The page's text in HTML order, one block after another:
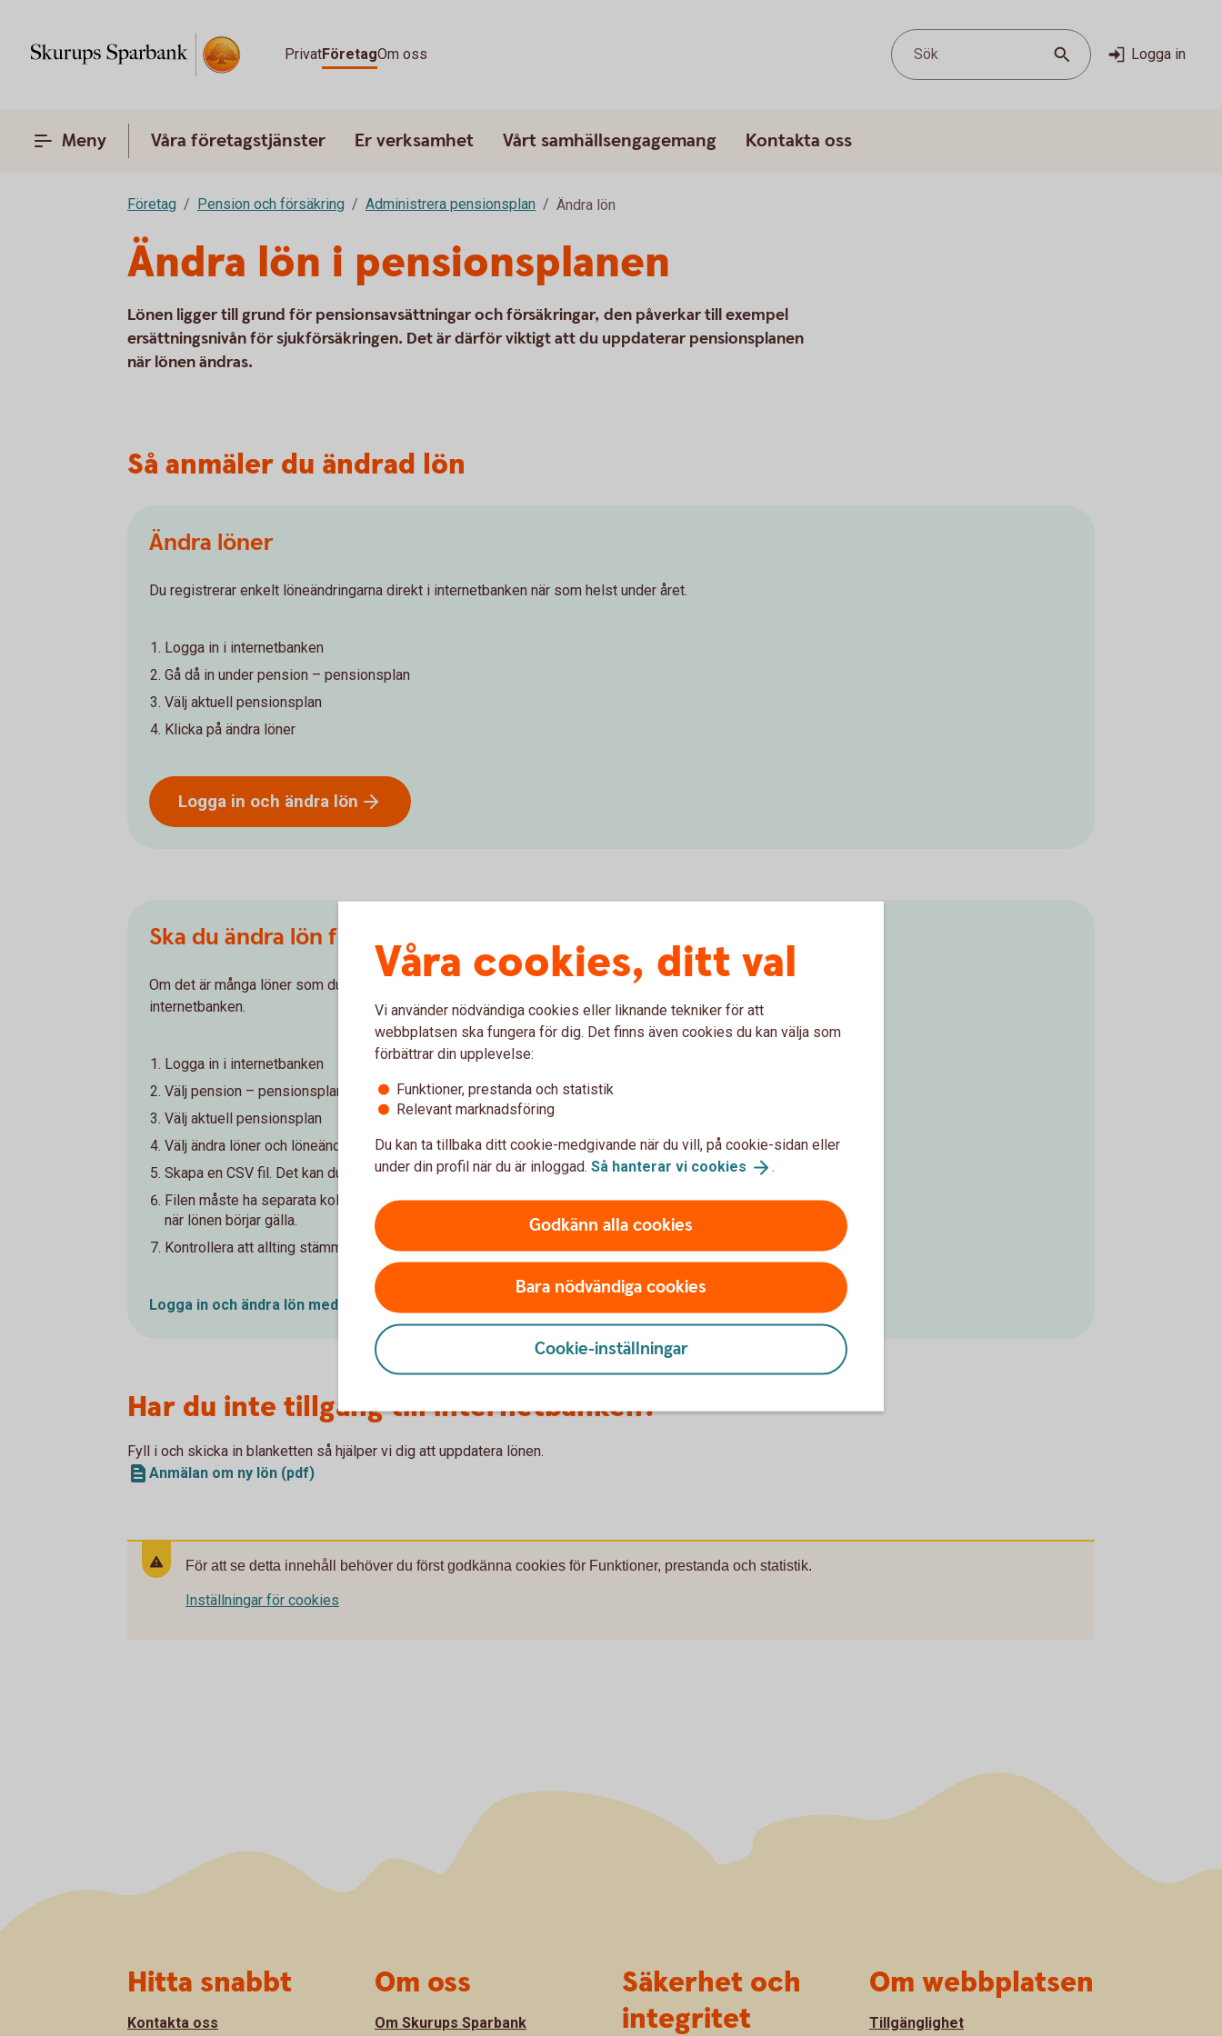
PrivatFöretagOm oss Sök Logga in
Meny Våra företagstjänster Er verksamhet Vårt samhällsengagemang Kontakta oss
Företag Pension och försäkring Administrera pensionsplan Ändra lön
Ändra lön i pensionsplanen
Lönen ligger till grund för pensionsavsättningar och försäkringar, den påverkar till exempel
ersättningsnivån för sjukförsäkringen. Det är därför viktigt att du uppdaterar pensionsplanen
när lönen ändras.
Så anmäler du ändrad lön
Ändra löner
Du registrerar enkelt löneändringarna direkt i internetbanken när som helst under året.
Logga in i internetbanken
Gå då in under pension – pensionsplan
Välj aktuell pensionsplan
Klicka på ändra löner
Logga in och ändra lön
Ska du ändra lön för många?
Om det är många löner som du ska ändra gör du det enklast med filinläsning i
internetbanken.
Logga in i internetbanken
Välj pension – pensionsplan
Välj aktuell pensionsplan
Välj ändra löner och löneändring via fil
Skapa en CSV fil. Det kan du göra genom att konvertera en Excel fil till CSV.
Filen måste ha separata kolumner och rubriker för: personnummer, ny årslön och datum
när lönen börjar gälla.
Kontrollera att allting stämmer och signera direkt i internetbanken.
Logga in och ändra lön med
Har du inte tillgång till internetbanken?
Fyll i och skicka in blanketten så hjälper vi dig att uppdatera lönen.
Anmälan om ny lön (pdf)
För att se detta innehåll behöver du först godkänna cookies för Funktioner, prestanda och statistik.
Inställningar för cookies
Våra cookies, ditt val
Vi använder nödvändiga cookies eller liknande tekniker för att
webbplatsen ska fungera för dig. Det finns även cookies du kan välja som
förbättrar din upplevelse:
Funktioner, prestanda och statistik
Relevant marknadsföring
Du kan ta tillbaka ditt cookie-medgivande när du vill, på cookie-sidan eller
under din profil när du är inloggad. Så hanterar vi cookies .
Godkänn alla cookies
Bara nödvändiga cookies
Cookie-inställningar
Hitta snabbt
Kontakta oss
Om oss
Om Skurups Sparbank
Säkerhet och
integritet
Om webbplatsen
Tillgänglighet